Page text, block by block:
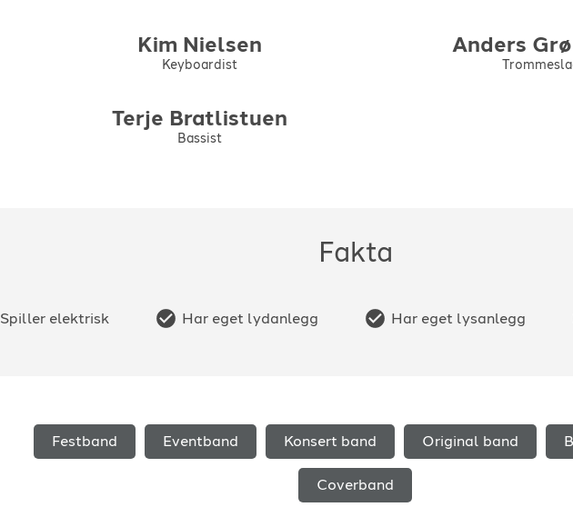
Kim Nielsen
Keyboardist
Anders
Terje Bratlistuen
Bassist
Fakta
Spiller elektrisk Har eget lydanlegg Har eget lysanlegg
Festband Eventband Konsert band Original band
Coverband